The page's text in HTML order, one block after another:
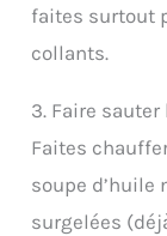
faites surtout
collants.
3. Faire
Faites
soupe d’huile
surgelées